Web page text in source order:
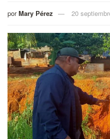
por Mary Pérez 20